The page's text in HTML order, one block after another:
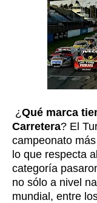
¿ Qué marca
Carretera? El
campeonato
lo que respecta
categoría
no sólo a nivel
mundial, entre